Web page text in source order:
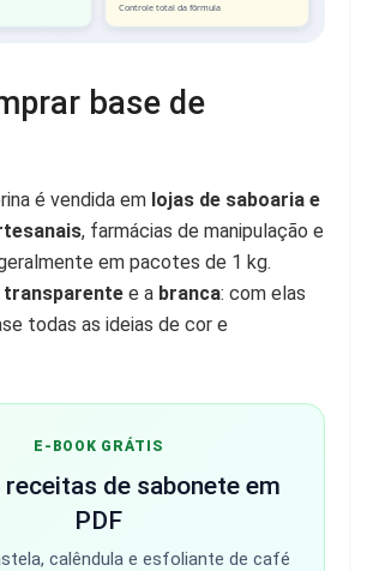
Controle total da fórmula
base de
é vendida em lojas de saboaria e
, farmácias de manipulação e
em pacotes de 1 kg.
transparente e a branca: com elas
todas as ideias de cor e
E-BOOK GRÁTIS
receitas de sabonete em
PDF
calêndula e esfoliante de café